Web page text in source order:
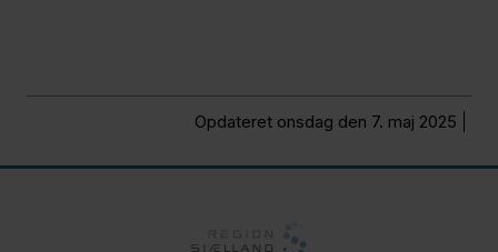
Graviditetsdiabetes
sammen med
Opdateret onsdag den 7. maj 2025